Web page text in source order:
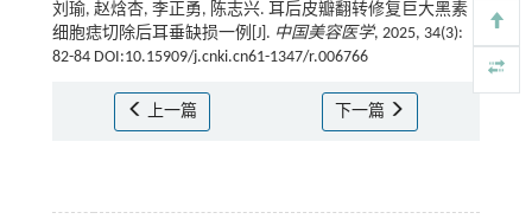
刘瑜, 赵焓杏, 李正勇, 陈志兴. 耳后皮瓣翻转修复巨大黑素
细胞痣切除后耳垂缺损一例[J]. 中国美容医学, 2025, 34(3):
82-84 DOI:10.15909/j.cnki.cn61-1347/r.006766
上一篇 下一篇